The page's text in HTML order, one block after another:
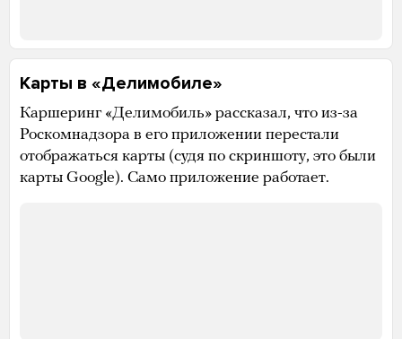
Карты в «Делимобиле»
Каршеринг «Делимобиль» рассказал, что из-за
Роскомнадзора в его приложении перестали
отображаться карты (судя по скриншоту, это были
карты Google). Само приложение работает.